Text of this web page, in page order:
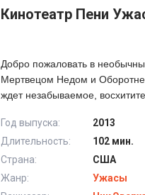
Кинотеатр Пени
Добро пожаловать в
Мертвецом Недом и
ждет незабываемое,
Год выпуска:
2013
Длительность:
102 мин.
Страна:
США
Жанр:
Ужасы